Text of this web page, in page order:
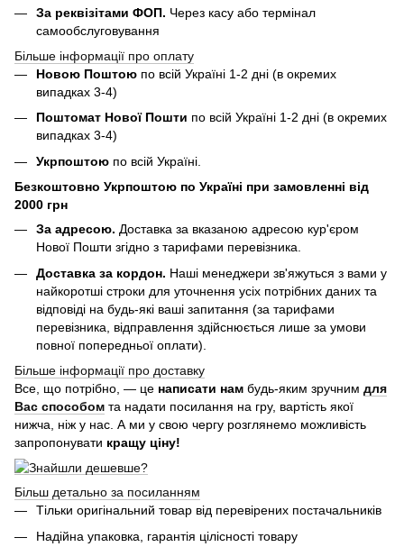
За реквізітами ФОП. Через касу або термінал
самообслуговування
Більше інформації про оплату
Новою Поштою по всій Україні 1-2 дні (в окремих
випадках 3-4)
Поштомат Нової Пошти по всій Україні 1-2 дні (в окремих
випадках 3-4)
Укрпоштою по всій Україні.
Безкоштовно Укрпоштою по Україні при замовленні від
2000 грн
За адресою. Доставка за вказаною адресою кур'єром
Нової Пошти згідно з тарифами перевізника.
Доставка за кордон. Наші менеджери зв'яжуться з вами у
найкоротші строки для уточнення усіх потрібних даних та
відповіді на будь-які ваші запитання (за тарифами
перевізника, відправлення здійснюється лише за умови
повної попередньої оплати).
Більше інформації про доставку
Все, що потрібно, — це написати нам будь-яким зручним для
Вас способом та надати посилання на гру, вартість якої
нижча, ніж у нас. А ми у свою чергу розглянемо можливість
запропонувати кращу ціну!
Більш детально за посиланням
Тільки оригінальний товар від перевірених постачальників
Надійна упаковка, гарантія цілісності товару